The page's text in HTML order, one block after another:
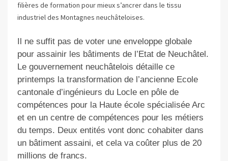
filières de formation pour mieux s’ancrer dans le tissu
industriel des Montagnes neuchâteloises.
Il ne suffit pas de voter une enveloppe globale
pour assainir les bâtiments de l’Etat de Neuchâtel.
Le gouvernement neuchâtelois détaille ce
printemps la transformation de l’ancienne Ecole
cantonale d’ingénieurs du Locle en pôle de
compétences pour la Haute école spécialisée Arc
et en un centre de compétences pour les métiers
du temps. Deux entités vont donc cohabiter dans
un bâtiment assaini, et cela va coûter plus de 20
millions de francs.